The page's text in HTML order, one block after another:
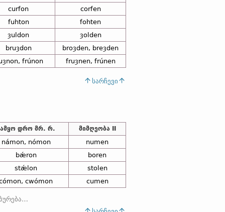
curfon corfen
fuhton fohten
ȝuldon ȝolden
bruȝdon broȝden, breȝden
frúnon fruȝnen, frúnen
სარჩევი
დრო მრ. რ.
მიმღეობა II
námon, nómon numen
bǽron boren
stǽlon stolen
cwómon cumen
ბგერა